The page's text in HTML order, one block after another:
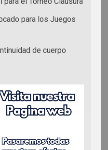
para los Juegos
de cuerpo